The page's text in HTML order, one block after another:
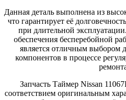
Данная деталь выполнена из
что гарантирует её
при длительной
обеспечения бесперебойной
является отличным выбором
компонентов в процессе
Запчасть Таймер Nissan
соответствием оригинальным